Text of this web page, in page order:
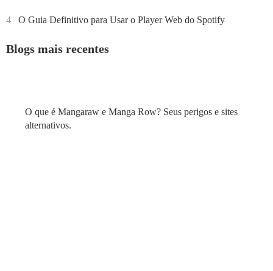
4 O Guia Definitivo para Usar o Player Web do Spotify
Blogs mais recentes
O que é Mangaraw e Manga Row? Seus perigos e sites
alternativos.